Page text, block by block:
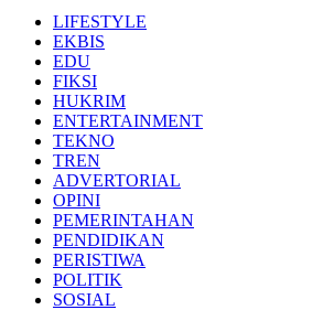
LIFESTYLE
EKBIS
EDU
FIKSI
HUKRIM
ENTERTAINMENT
TEKNO
TREN
ADVERTORIAL
OPINI
PEMERINTAHAN
PENDIDIKAN
PERISTIWA
POLITIK
SOSIAL